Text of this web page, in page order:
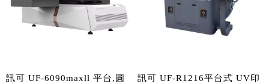
訊可 UF-6090maxll 平台,圓
訊可 UF-R1216平台式 UV印